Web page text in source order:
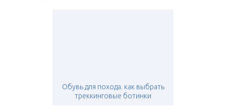
Обувь для похода. как выбрать
треккинговые ботинки